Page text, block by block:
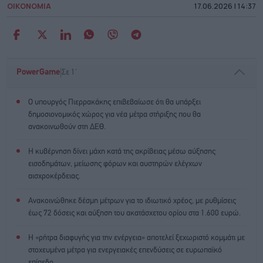
ΟΙΚΟΝΟΜΙΑ 17.06.2026 | 14:37
PowerGame Σε 1'
Ο υπουργός Πιερρακάκης επιβεβαίωσε ότι θα υπάρξει
δημοσιονομικός χώρος για νέα μέτρα στήριξης που θα
ανακοινωθούν στη ΔΕΘ.
Η κυβέρνηση δίνει μάχη κατά της ακρίβειας μέσω αύξησης
εισοδημάτων, μείωσης φόρων και αυστηρών ελέγχων
αισχροκέρδειας.
Ανακοινώθηκε δέσμη μέτρων για το ιδιωτικό χρέος, με ρυθμίσεις
έως 72 δόσεις και αύξηση του ακατάσχετου ορίου στα 1.600 ευρώ.
Η «ρήτρα διαφυγής για την ενέργεια» αποτελεί ξεχωριστό κομμάτι με
στοχευμένα μέτρα για ενεργειακές επενδύσεις σε ευρωπαϊκό